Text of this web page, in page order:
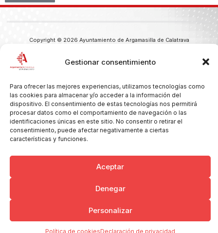
Gestionar consentimiento
Para ofrecer las mejores experiencias, utilizamos tecnologías como
las cookies para almacenar y/o acceder a la información del
dispositivo. El consentimiento de estas tecnologías nos permitirá
procesar datos como el comportamiento de navegación o las
identificaciones únicas en este sitio. No consentir o retirar el
consentimiento, puede afectar negativamente a ciertas
características y funciones.
Aceptar
Denegar
Personalizar
Política de cookiesDeclaración de privacidad
Copyright © 2026 Ayuntamiento de Argamasilla de Calatrava